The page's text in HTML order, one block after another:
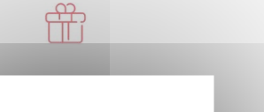
Livraison offerte